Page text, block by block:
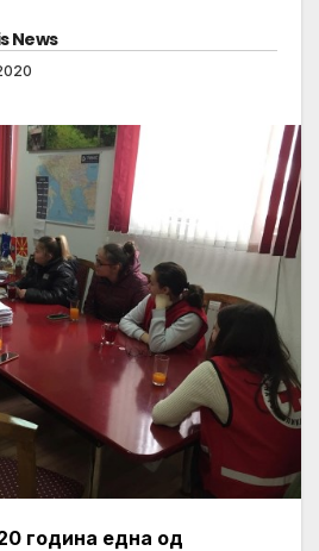
News
година една од